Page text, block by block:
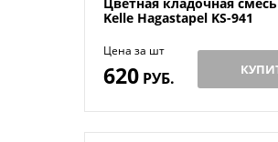
Kelle Hagastapel KS-941
Цена за шт
620РУБ.